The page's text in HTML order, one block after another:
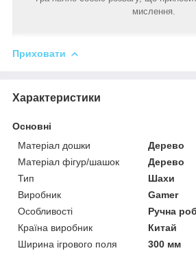
мислення.
Приховати
Характеристики
Основні
Матеріал дошки
Дерево
Матеріал фігур/шашок
Дерево
Тип
Шахи
Виробник
Gamer
Особливості
Ручна
Країна виробник
Китай
Ширина ігрового поля
300 мм